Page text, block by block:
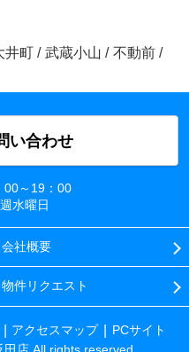
井町 / 武蔵小山 / 不動前 /
い合わせ
00～19：00
水曜日
会社概要
物件リクエスト
アクセスマップ
PCサイト